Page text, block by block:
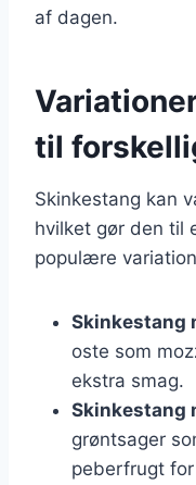
af dagen.
til
Skinkestang kan
hvilket gør den til
populære
Skinkestang
oste som
ekstra smag.
Skinkestang
grøntsager
peberfrugt